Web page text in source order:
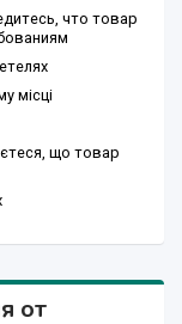
что товар
місці
що товар
от